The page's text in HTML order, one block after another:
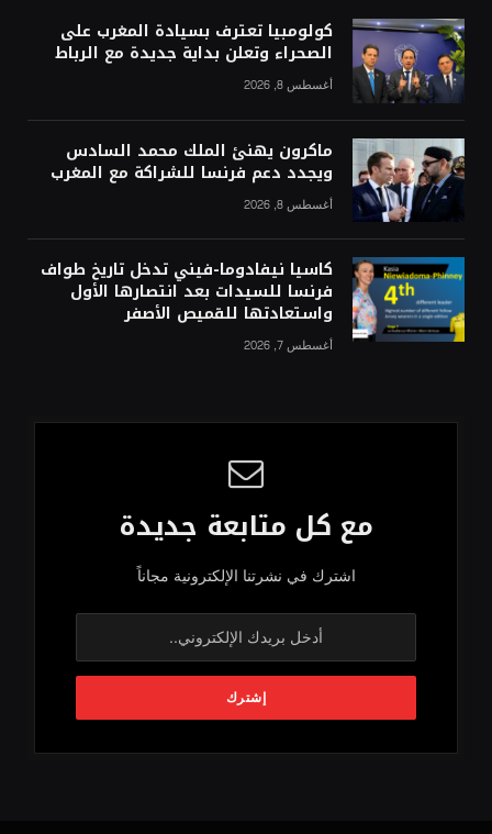
كولومبيا تعترف بسيادة المغرب على
الصحراء وتعلن بداية جديدة مع الرباط
أغسطس 8, 2026
ماكرون يهنئ الملك محمد السادس
ويجدد دعم فرنسا للشراكة مع المغرب
أغسطس 8, 2026
كاسيا نيفادوما-فيني تدخل تاريخ طواف
فرنسا للسيدات بعد انتصارها الأول
واستعادتها للقميص الأصفر
أغسطس 7, 2026
مع كل متابعة جديدة
اشترك في نشرتنا الإلكترونية مجاناً